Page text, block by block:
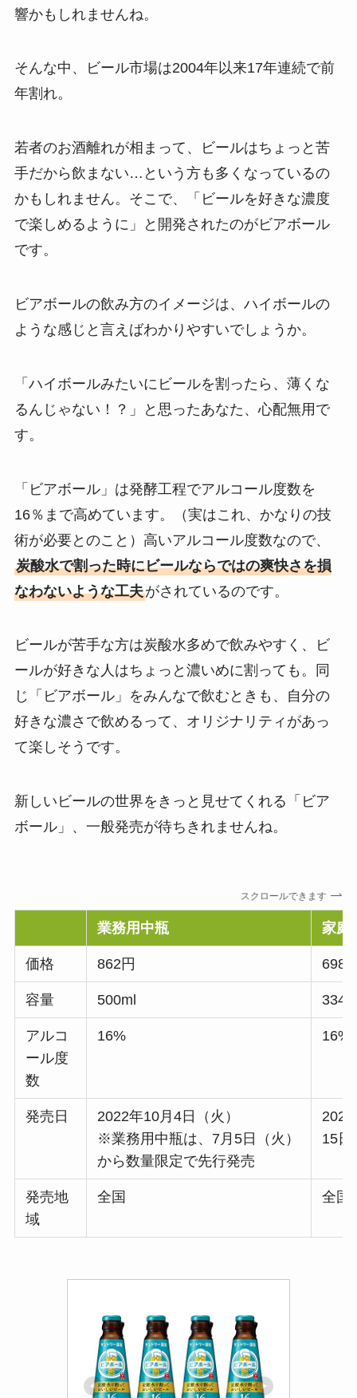
響かもしれませんね。
そんな中、ビール市場は2004年以来17年連続で前
年割れ。
若者のお酒離れが相まって、ビールはちょっと苦
手だから飲まない…という方も多くなっているの
かもしれません。そこで、「ビールを好きな濃度
で楽しめるように」と開発されたのがビアボール
です。
ビアボールの飲み方のイメージは、ハイボールの
ような感じと言えばわかりやすいでしょうか。
「ハイボールみたいにビールを割ったら、薄くな
るんじゃない！？」と思ったあなた、心配無用で
す。
「ビアボール」は発酵工程でアルコール度数を
16％まで高めています。（実はこれ、かなりの技
術が必要とのこと）高いアルコール度数なので、
炭酸水で割った時にビールならではの爽快さを損
なわないような工夫がされているのです。
ビールが苦手な方は炭酸水多めで飲みやすく、ビ
ールが好きな人はちょっと濃いめに割っても。同
じ「ビアボール」をみんなで飲むときも、自分の
好きな濃さで飲めるって、オリジナリティがあっ
て楽しそうです。
新しいビールの世界をきっと見せてくれる「ビア
ボール」、一般発売が待ちきれませんね。
スクロールできます
業務用中瓶 家庭
価格 862円 698
容量 500ml
アルコ
ール度
数
16% 16%
発売日
2022年10月4日（火）
※業務用中瓶は、7月5日（火）
から数量限定で先行発売
15日
発売地
域
全国 全国